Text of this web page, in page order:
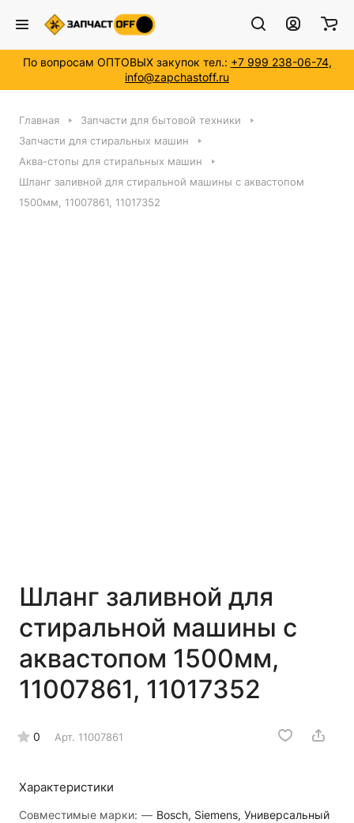
По вопросам ОПТОВЫХ закупок тел.: +7 999 238-06-74,
info@zapchastoff.ru
Главная
Запчасти для бытовой техники
Запчасти для стиральных машин
Аква-стопы для стиральных машин
Шланг заливной для стиральной машины с аквастопом
1500мм, 11007861, 11017352
Шланг заливной для
стиральной машины с
аквастопом 1500мм,
11007861, 11017352
0 Арт. 11007861
Характеристики
Совместимые марки: — Bosch, Siemens, Универсальный